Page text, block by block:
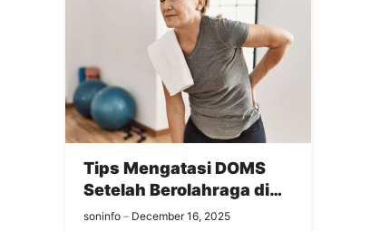
Tips Mengatasi DOMS
Setelah Berolahraga di
Rumah
soninfo December 16, 2025